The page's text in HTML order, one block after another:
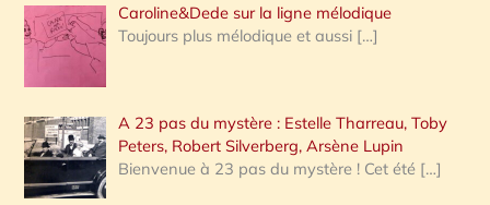
Caroline&Dede sur la ligne mélodique
Toujours plus mélodique et aussi […]
A 23 pas du mystère : Estelle Tharreau, Toby
Peters, Robert Silverberg, Arsène Lupin
Bienvenue à 23 pas du mystère ! Cet été […]